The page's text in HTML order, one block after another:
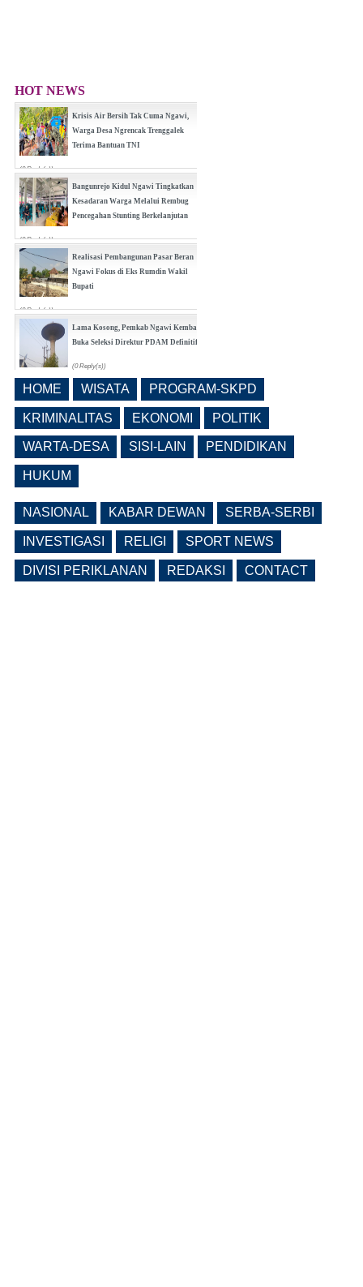
HOT NEWS
Krisis Air Bersih Tak Cuma Ngawi,
Warga Desa Ngrencak Trenggalek
Terima Bantuan TNI
(0 Reply(s))
Bangunrejo Kidul Ngawi Tingkatkan
Kesadaran Warga Melalui Rembug
Pencegahan Stunting Berkelanjutan
(0 Reply(s))
Realisasi Pembangunan Pasar Beran
Ngawi Fokus di Eks Rumdin Wakil
Bupati
(0 Reply(s))
Lama Kosong, Pemkab Ngawi Kembali
Buka Seleksi Direktur PDAM Definitif
(0 Reply(s))
Ruang, Pelanggaran Berpotensi
Dikenai Denda dan Pembatasan
Fasilitas
(0 Reply(s))
HOME WISATA PROGRAM-SKPD
KRIMINALITAS EKONOMI POLITIK
WARTA-DESA SISI-LAIN PENDIDIKAN
HUKUM
NASIONAL KABAR DEWAN SERBA-SERBI
INVESTIGASI RELIGI SPORT NEWS
DIVISI PERIKLANAN REDAKSI CONTACT